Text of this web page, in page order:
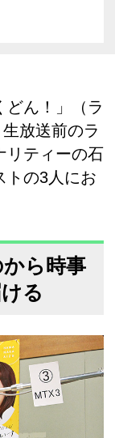
どん！」（ラ
放送前のラ
リティーの石
トの3人にお
ら時事
る